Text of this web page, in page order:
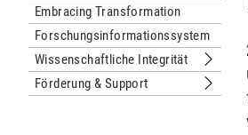
Embracing Transformation
Forschungsinformationssystem
Wissenschaftliche Integrität
Förderung & Support